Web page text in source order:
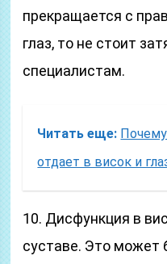
прекращается с
глаз, то не стоит
специалистам.
Читать еще:
отдает в висок и
10. Дисфункция в
суставе. Это может